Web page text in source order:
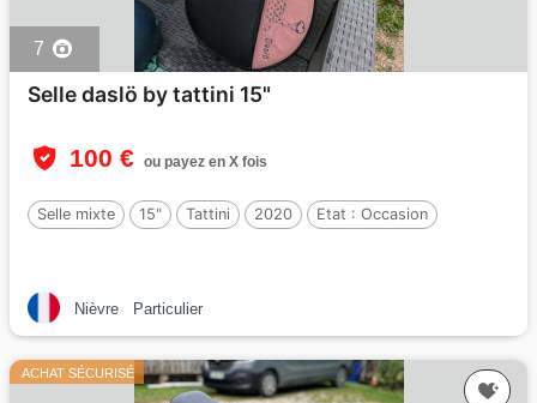
7
Selle daslö by tattini 15"
100 € ou payez en X fois
Selle mixte 15" Tattini 2020 Etat : Occasion
Nièvre Particulier
ACHAT SÉCURISÉ